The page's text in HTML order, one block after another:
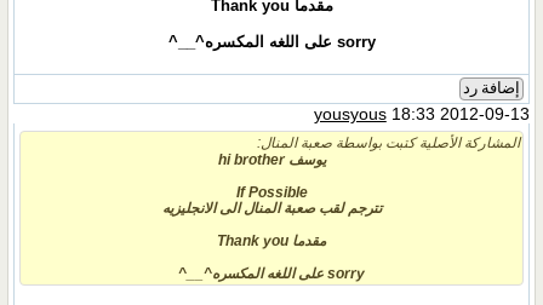
مقدما Thank you
sorry على اللغه المكسره^__^
إضافة رد
yousyous18:33 2012-09-13
المشاركة الأصلية كتبت بواسطة صعبة المنال:
يوسف hi brother
If Possible
تترجم لقب صعبة المنال الى الانجليزيه
مقدما Thank you
sorry على اللغه المكسره^__^